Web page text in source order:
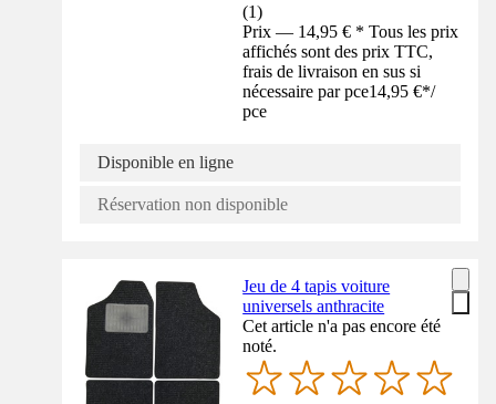
(1)
Prix — 14,95 € * Tous les prix
affichés sont des prix TTC,
frais de livraison en sus si
nécessaire par pce14,95 €*/
pce
Disponible en ligne
Réservation non disponible
Jeu de 4 tapis voiture
universels anthracite
Cet article n'a pas encore été
noté.